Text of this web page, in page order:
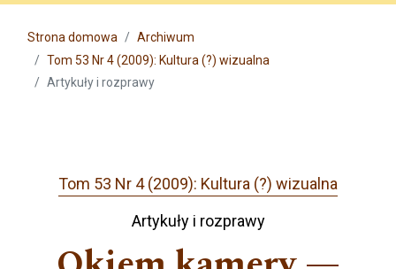
Strona domowa
Archiwum
Tom 53 Nr 4 (2009): Kultura (?) wizualna
Artykuły i rozprawy
Tom 53 Nr 4 (2009): Kultura (?) wizualna
Artykuły i rozprawy